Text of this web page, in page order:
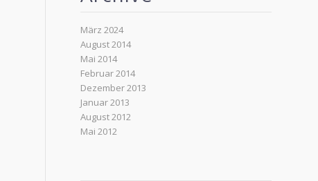
März 2024
August 2014
Mai 2014
Februar 2014
Dezember 2013
Januar 2013
August 2012
Mai 2012